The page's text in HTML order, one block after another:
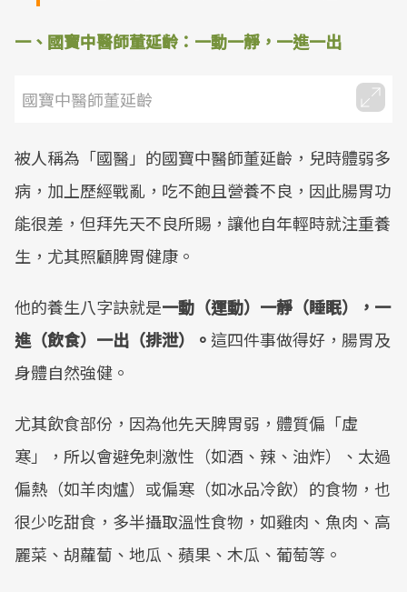
一、國寶中醫師董延齡：一動一靜，一進一出
國寶中醫師董延齡
被人稱為「國醫」的國寶中醫師董延齡，兒時體弱多
病，加上歷經戰亂，吃不飽且營養不良，因此腸胃功
能很差，但拜先天不良所賜，讓他自年輕時就注重養
生，尤其照顧脾胃健康。
他的養生八字訣就是一動（運動）一靜（睡眠），一
進（飲食）一出（排泄）。 這四件事做得好，腸胃及
身體自然強健。
尤其飲食部份，因為他先天脾胃弱，體質偏「虛
寒」，所以會避免刺激性（如酒、辣、油炸）、太過
偏熱（如羊肉爐）或偏寒（如冰品冷飲）的食物，也
很少吃甜食，多半攝取溫性食物，如雞肉、魚肉、高
麗菜、胡蘿蔔、地瓜、蘋果、木瓜、葡萄等。